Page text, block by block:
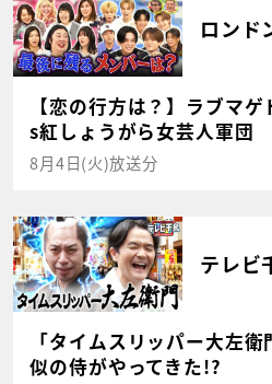
ロンド
【恋の行方は？】ラブマ
s紅しょうがら女芸人軍団
8月4日(火)放送分
テレビ
「タイムスリッパー大左
似の侍がやってきた!?